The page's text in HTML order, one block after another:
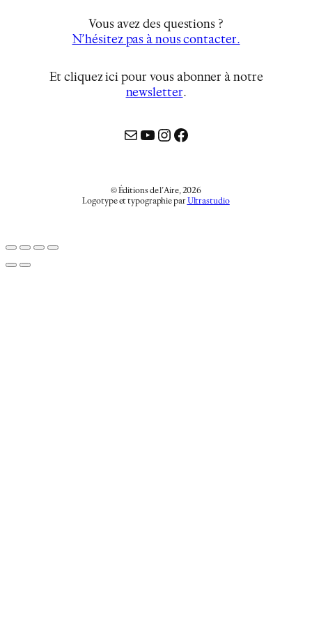
Vous avez des questions ?
N’hésitez pas à nous contacter.
Et cliquez ici pour vous abonner à notre
newsletter…
MailYouTube
Instagram
Facebook
© Éditions de l’Aire, 2026
Logotype et typographie par Ultrastudio